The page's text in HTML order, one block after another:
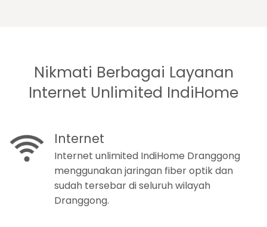
Nikmati Berbagai Layanan
Internet Unlimited IndiHome
Internet
Internet unlimited IndiHome Dranggong
menggunakan jaringan fiber optik dan
sudah tersebar di seluruh wilayah
Dranggong.